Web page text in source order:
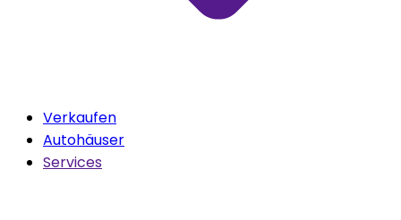
Verkaufen
Autohäuser
Services